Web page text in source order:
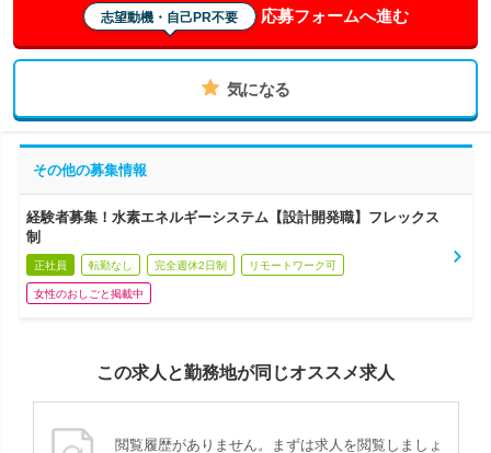
志望動機・自己PR不要 応募フォームへ進む
気になる
その他の募集情報
経験者募集！水素エネルギーシステム【設計開発職】フレックス
制
正社員 転勤なし 完全週休2日制 リモートワーク可
女性のおしごと掲載中
この求人と勤務地が同じオススメ求人
閲覧履歴がありません。まずは求人を閲覧しましょ